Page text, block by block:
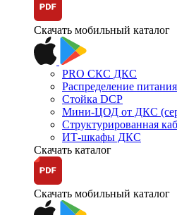
Скачать мобильный каталог
PRO СКС ДКС
Распределение
Стойка DCP
Мини-ЦОД от ДКС
Структурированная
ИТ-шкафы ДКС
Скачать каталог
Скачать мобильный каталог